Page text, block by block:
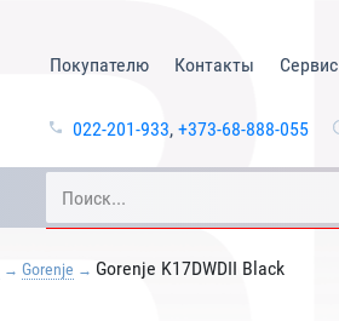
Покупателю Контакты Сервис
022-201-933, +373-68-888-055
Gorenje Gorenje K17DWDII Black